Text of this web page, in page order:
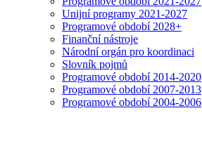
Unijní programy 2021-2027
Programové období 2028+
Finanční nástroje
Národní orgán pro koordinaci
Slovník pojmů
Programové období 2014-2020
Programové období 2007-2013
Programové období 2004-2006